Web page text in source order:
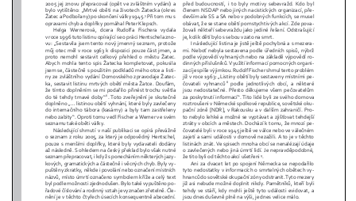
Kenotaf Františka Kallmünzera na hřbitově
v Chloumku v Mělníku
Kenotaf Jaromíra Tichoty na hřbitově v
Chloumku v Mělníku
Pomník obětem II. odboje na Chloumku v
Mělníku
Pomník obětem 1. světové války na
Chloumku v Mělníku
Kenotaf rodin Kantorových a Kollinských na